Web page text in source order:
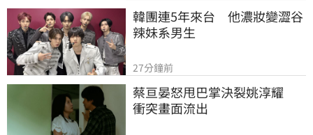
韓團連5年來台　他濃妝變澀谷
辣妹系男生
27分鐘前
蔡亘晏怒甩巴掌決裂姚淳耀
衝突畫面流出